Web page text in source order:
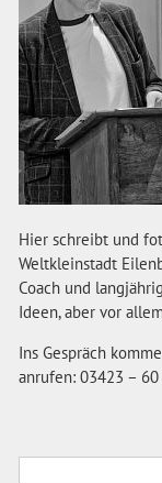
Hier schreibt und
Weltkleinstadt
Coach und
Ideen, aber vor
Ins Gespräch
anrufen: 03423 –